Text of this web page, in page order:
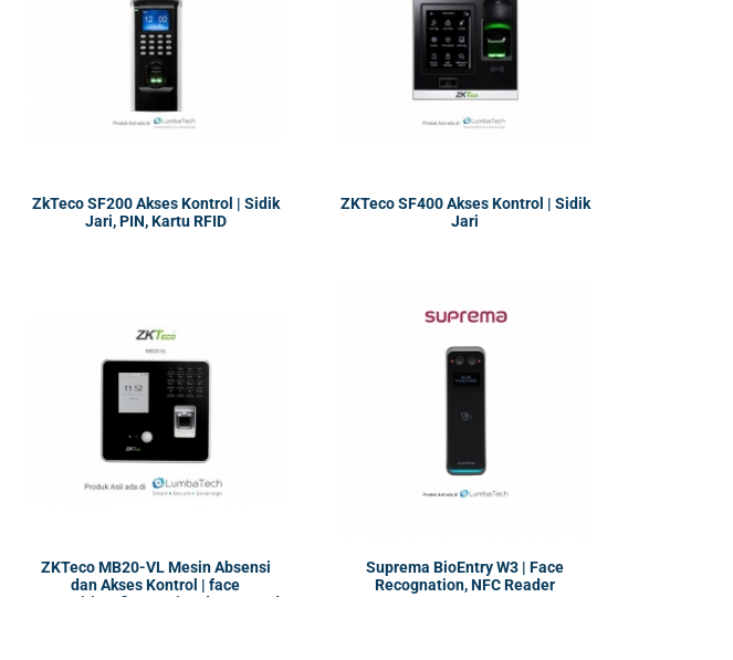
ZkTeco SF200 Akses Kontrol | Sidik
Jari, PIN, Kartu RFID
ZKTeco SF400 Akses Kontrol | Sidik
Jari
ZKTeco MB20-VL Mesin Absensi
dan Akses Kontrol | face
recognition, fingerprint, dan ID card
Suprema BioEntry W3 | Face
Recognation, NFC Reader